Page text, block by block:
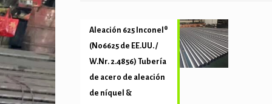
Aleación 625 Inconel®
(N06625 de EE.UU. /
W.Nr. 2.4856) Tubería
de acero de aleación
de níquel &